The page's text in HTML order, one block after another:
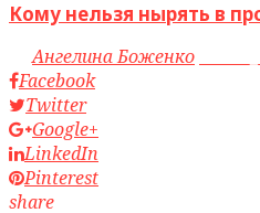
Кому нельзя нырять в
byАнгелина Боженко
Facebook
Twitter
Google+
LinkedIn
Pinterest
share